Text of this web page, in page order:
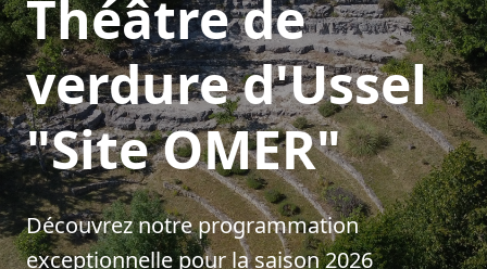
Théâtre de
verdure d'Ussel
"Site OMER"
Découvrez notre programmation
exceptionnelle pour la saison2026